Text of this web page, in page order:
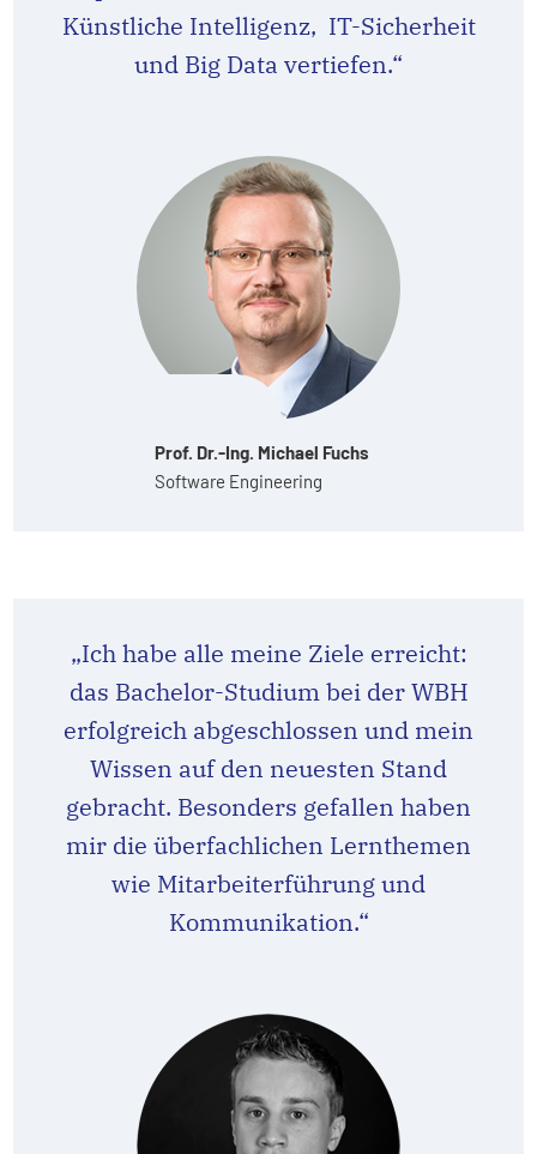
Künstliche Intelligenz, IT-Sicherheit
und Big Data vertiefen.“
Prof. Dr.-Ing. Michael Fuchs
Software Engineering
„Ich habe alle meine Ziele erreicht:
das Bachelor-Studium bei der WBH
erfolgreich abgeschlossen und mein
Wissen auf den neuesten Stand
gebracht. Besonders gefallen haben
mir die überfachlichen Lernthemen
wie Mitarbeiterführung und
Kommunikation.“